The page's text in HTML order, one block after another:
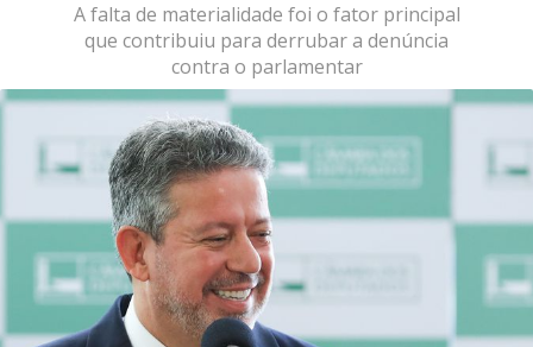
A falta de materialidade foi o fator principal
que contribuiu para derrubar a denúncia
contra o parlamentar